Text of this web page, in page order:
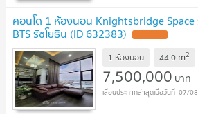
คอนโด 1 ห้องนอน Knightsbridge Space
BTS รัชโยธิน (ID 632383)
1 ห้องนอน 44.0 m2
7,500,000 บาท
07/